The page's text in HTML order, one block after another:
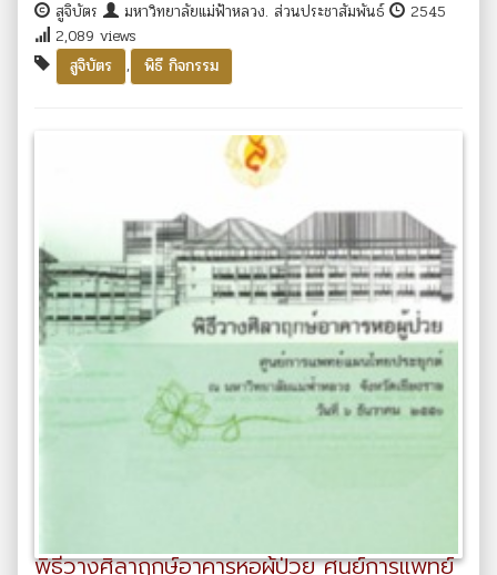
สูจิบัตร มหาวิทยาลัยแม่ฟ้าหลวง. ส่วนประชาสัมพันธ์
2545
2,089 views
สูจิบัตร
, พิธี กิจกรรม
พิธีวางศิลาฤกษ์อาคารหอผู้ป่วย ศูนย์การแพทย์